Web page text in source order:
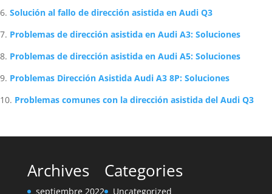
Solución al fallo de dirección asistida en Audi Q3
Problemas de dirección asistida en Audi A3: Soluciones
Problemas de dirección asistida en Audi A5: Soluciones
Problemas Dirección Asistida Audi A3 8P: Soluciones
Problemas comunes con la dirección asistida del Audi Q3
Archives
septiembre 2022
Categories
Uncategorized